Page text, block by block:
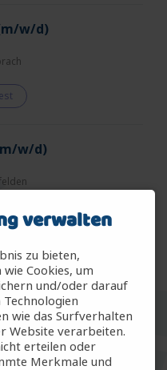
w/d)
w/d)
w/d)
verwalten
zu bieten,
Cookies, um
und/oder darauf
Technologien
wie das Surfverhalten
Website verarbeiten.
erteilen oder
Merkmale und